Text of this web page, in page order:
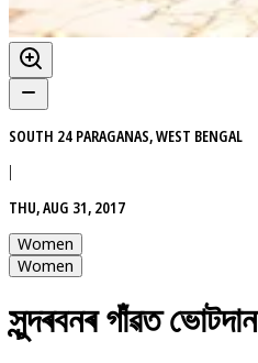
SOUTH 24 PARAGANAS, WEST BENGAL
|
THU, AUG 31, 2017
Women
Women
সুন্দৰবনৰ গাঁৱত ভোটদান